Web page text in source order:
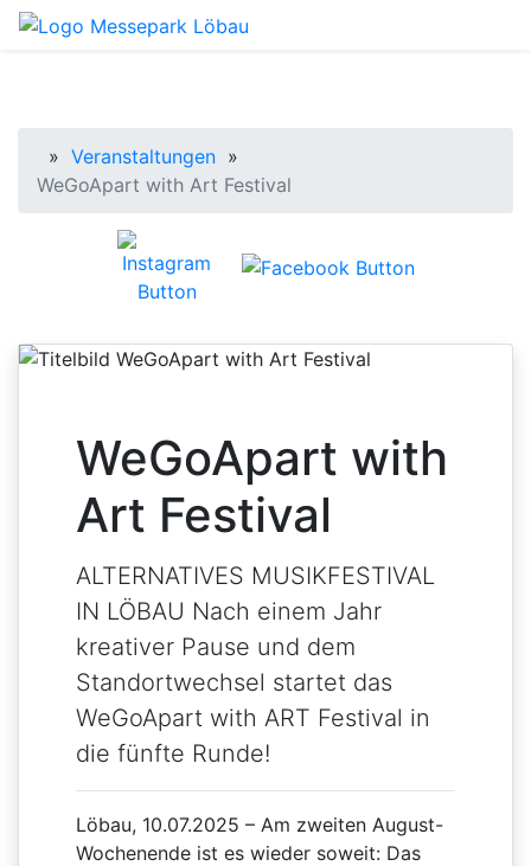
Startseite
» Veranstaltungen »
WeGoApart with Art Festival
WeGoApart with
Art Festival
ALTERNATIVES MUSIKFESTIVAL
IN LÖBAU Nach einem Jahr
kreativer Pause und dem
Standortwechsel startet das
WeGoApart with ART Festival in
die fünfte Runde!
Löbau, 10.07.2025 – Am zweiten August-
Wochenende ist es wieder soweit: Das